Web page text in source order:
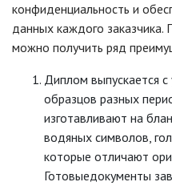
конфиденциальность и
данных каждого заказчика.
можно получить ряд
Диплом выпускается
образцов разных
изготавливают на
водяных символов,
которые отличают
Готовыедокументы